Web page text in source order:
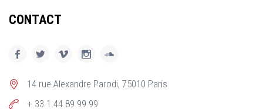
CONTACT
14 rue Alexandre Parodi, 75010 Paris
+ 33 1 44 89 99 99